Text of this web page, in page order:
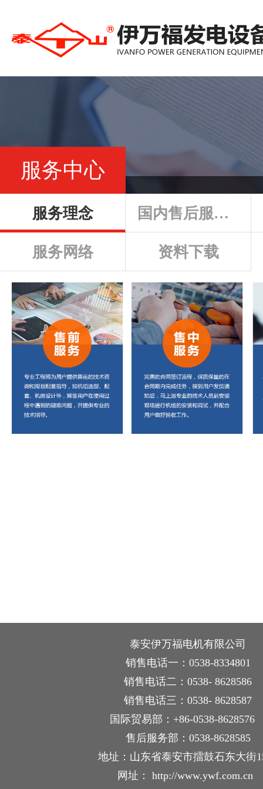
服务理念 国内售后服务政策
服务网络 资料下载
服务中心
泰安伊万福电机有限公司
销售电话一：0538-8334801
销售电话二：0538- 8628586
销售电话三：0538- 8628587
国际贸易部：+86-0538-
售后服务部：0538-8628585
地址：山东省泰安市擂鼓石东大街
网址： http://www.ywf.com.cn